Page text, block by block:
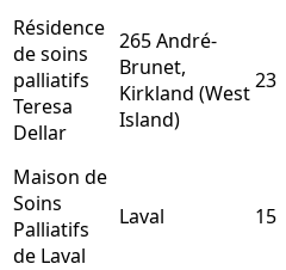
Résidence
de soins
palliatifs
Teresa
Dellar
265 André-
Brunet,
Kirkland (West
Island)
23
Maison de
Soins
Palliatifs
de Laval
Laval 15